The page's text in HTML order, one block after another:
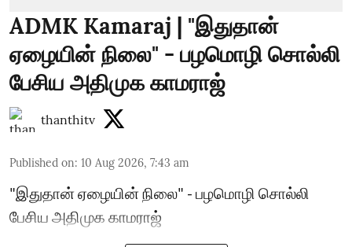
ADMK Kamaraj | "இதுதான்
ஏழையின் நிலை" - பழமொழி சொல்லி
பேசிய அதிமுக காமராஜ்
thanthitv
Published on: 10 Aug 2026, 7:43 am
"இதுதான் ஏழையின் நிலை" - பழமொழி சொல்லி
பேசிய அதிமுக காமராஜ்